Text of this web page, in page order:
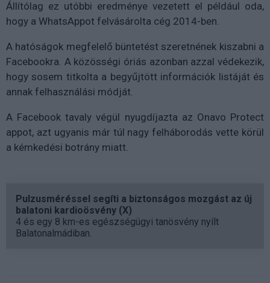
Állítólag ez utóbbi eredménye vezetett el például oda,
hogy a WhatsAppot felvásárolta cég 2014-ben.
A hatóságok megfelelő büntetést szeretnének kiszabni a
Facebookra. A közösségi óriás azonban azzal védekezik,
hogy sosem titkolta a begyűjtött információk listáját és
annak felhasználási módját.
A Facebook tavaly végül nyugdíjazta az Onavo Protect
appot, azt ugyanis már túl nagy felháborodás vette körül
a kémkedési botrány miatt.
Pulzusméréssel segíti a biztonságos mozgást az új
balatoni kardioösvény (X)
4 és egy 8 km-es egészségügyi tanösvény nyílt
Balatonalmádiban.